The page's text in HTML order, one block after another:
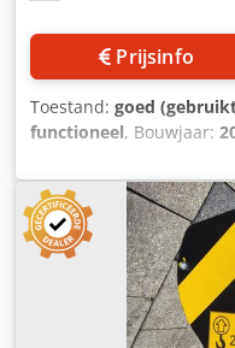
Prijsinfo
Toestand: goed
functioneel, Bouwjaar:
,
1.090 mm,
Type: W5I Dedpexn A I
(mm): 1.720 Lengte
Gewicht (kg): 560